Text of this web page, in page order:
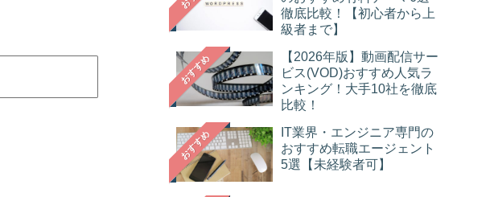
徹底比較！【初心者から上
級者まで】
おすすめ
【2026年版】動画配信サー
ビス(VOD)おすすめ人気ラ
ンキング！大手10社を徹底
比較！
おすすめ
IT業界・エンジニア専門の
おすすめ転職エージェント
5選【未経験者可】